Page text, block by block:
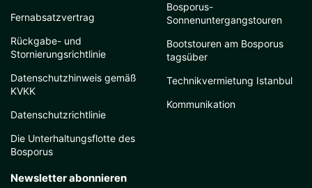
Fernabsatzvertrag
Rückgabe- und
Stornierungsrichtlinie
Datenschutzhinweis gemäß
KVKK
Datenschutzrichtlinie
Die Unterhaltungsflotte des
Bosporus
Bosporus-
Sonnenuntergangstouren
Bootstouren am Bosporus
tagsüber
Technikvermietung Istanbul
Kommunikation
Newsletter abonnieren